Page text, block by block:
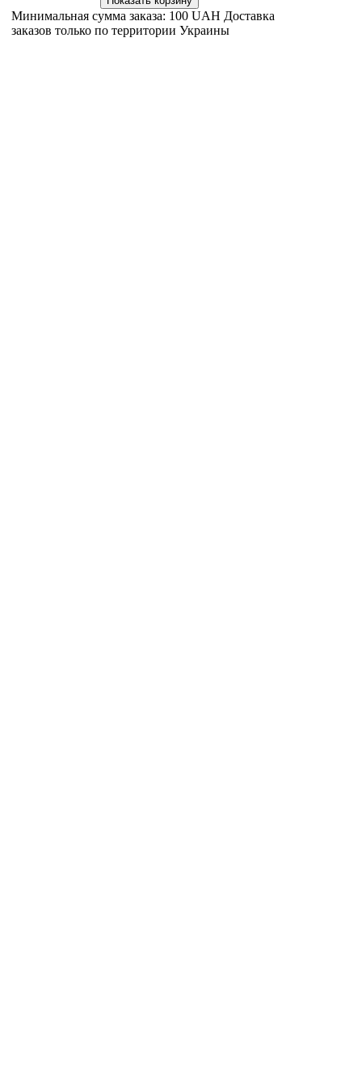
Минимальная сумма заказа: 100 UAH Доставка
заказов только по территории Украины